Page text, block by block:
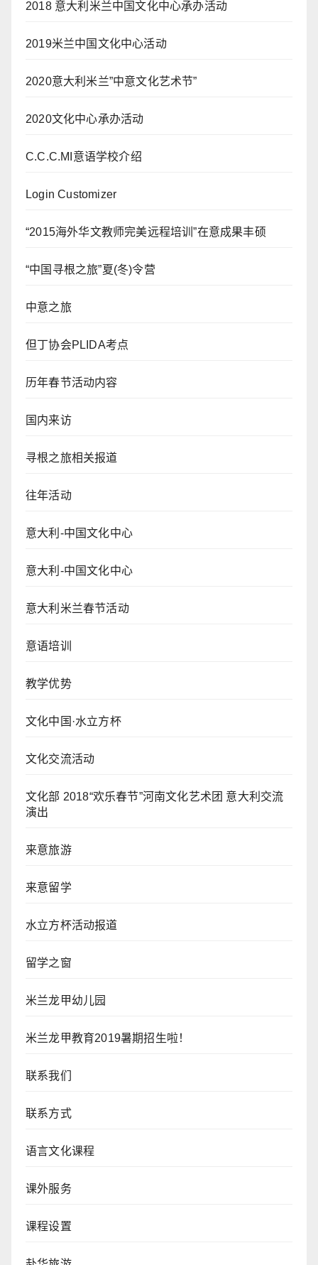
2018 意大利米兰中国文化中心承办活动
2019米兰中国文化中心活动
2020意大利米兰”中意文化艺术节”
2020文化中心承办活动
C.C.C.MI意语学校介绍
Login Customizer
“2015海外华文教师完美远程培训”在意成果丰硕
“中国寻根之旅”夏(冬)令营
中意之旅
但丁协会PLIDA考点
历年春节活动内容
国内来访
寻根之旅相关报道
往年活动
意大利-中国文化中心
意大利-中国文化中心
意大利米兰春节活动
意语培训
教学优势
文化中国·水立方杯
文化交流活动
文化部 2018“欢乐春节”河南文化艺术团 意大利交流
演出
来意旅游
来意留学
水立方杯活动报道
留学之窗
米兰龙甲幼儿园
米兰龙甲教育2019暑期招生啦！
联系我们
联系方式
语言文化课程
课外服务
课程设置